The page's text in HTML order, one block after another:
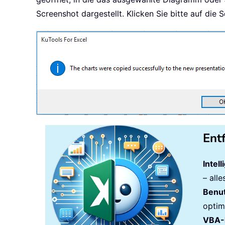
End Sub
Then
Set
Set pptPres = pptApp.
If pptApp.Presentations
Slides.
            xActiveSlideNow
=
Else
Set pptSlide
End If
Else
Set pptPres = pptApp.
Set pptSlide =
End If
End If
Screenshot dargestellt. Klicken Sie bitte auf die
–